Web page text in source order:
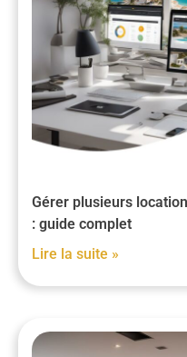
Gérer plusieurs
: guide complet
Lire la suite »